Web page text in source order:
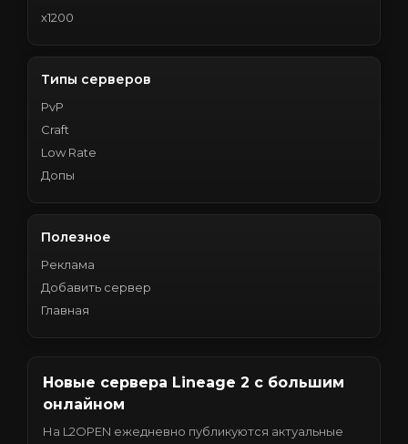
x1200
Типы серверов
PvP
Craft
Low Rate
Допы
Полезное
Реклама
Добавить сервер
Главная
Новые сервера Lineage 2 с большим
онлайном
На L2OPEN ежедневно публикуются актуальные